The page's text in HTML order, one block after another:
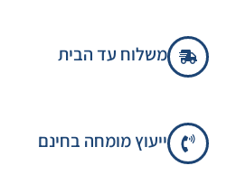
משלוח עד הבית
ייעוץ מומחה בחינם